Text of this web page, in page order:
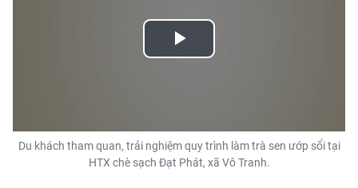
Play
Du khách tham quan, trải nghiệm quy trình làm trà sen ướp sổi tại
HTX chè sạch Đạt Phát, xã Vô Tranh.